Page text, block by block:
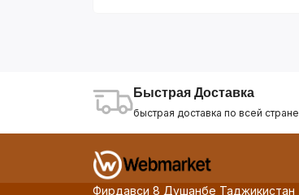
Быстрая Доставка
быстрая доставка по всей стране
Фирдавси 8 Душанбе Таджикистан